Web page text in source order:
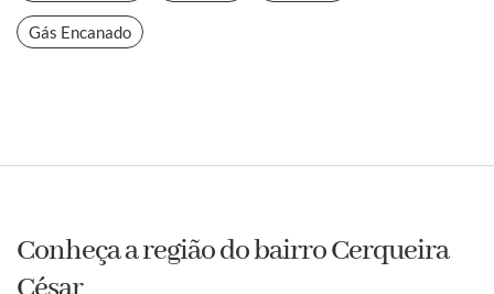
Gás Encanado
Conheça a região do bairro Cerqueira